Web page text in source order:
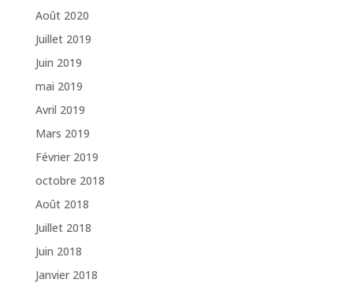
Août 2020
Juillet 2019
Juin 2019
mai 2019
Avril 2019
Mars 2019
Février 2019
octobre 2018
Août 2018
Juillet 2018
Juin 2018
Janvier 2018